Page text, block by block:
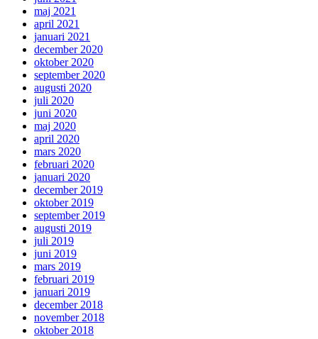
maj 2021
april 2021
januari 2021
december 2020
oktober 2020
september 2020
augusti 2020
juli 2020
juni 2020
maj 2020
april 2020
mars 2020
februari 2020
januari 2020
december 2019
oktober 2019
september 2019
augusti 2019
juli 2019
juni 2019
mars 2019
februari 2019
januari 2019
december 2018
november 2018
oktober 2018